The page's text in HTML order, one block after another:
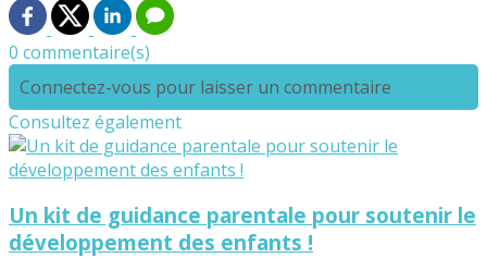
0 commentaire(s)
Connectez-vous pour laisser un commentaire
Consultez également
Un kit de guidance parentale pour soutenir le
développement des enfants !